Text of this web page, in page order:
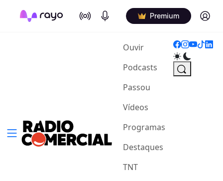
On Air Podcasts Premium Log in
Ouvir(current)
Podcasts
Passou
Vídeos
Programas
Destaques
TNT